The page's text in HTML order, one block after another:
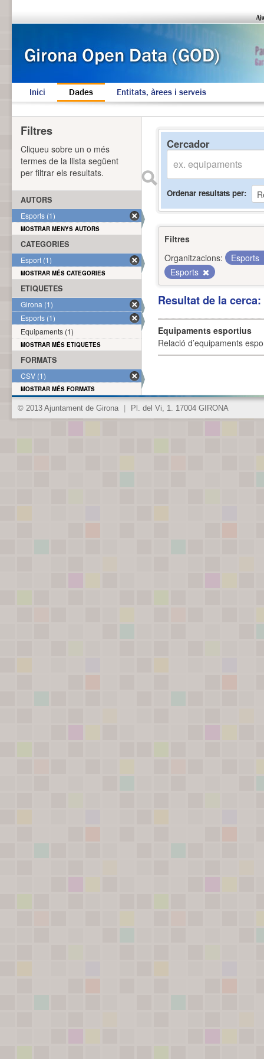
Inici Dades Entitats, àrees i serveis
Cercador
Ordenar resultats per
Filtres
Organitzacions:
Esports
Esports
Resultat de la
Equipaments esportius
Relació d’equipaments
Filtres
Cliqueu sobre un o més
termes de la llista següent
per filtrar els resultats.
AUTORS
Esports (1)
MOSTRAR MENYS AUTORS
CATEGORIES
Esport (1)
MOSTRAR MÉS CATEGORIES
ETIQUETES
Girona (1)
Esports (1)
Equipaments (1)
MOSTRAR MÉS ETIQUETES
FORMATS
CSV (1)
MOSTRAR MÉS FORMATS
© 2013 Ajuntament de Girona Pl. del Vi, 1. 17004 GIRONA